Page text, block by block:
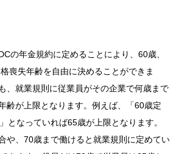
の年金規約に定めることにより、60歳、
喪失年齢を自由に決めることができま
、就業規則に従業員がその企業で何歳まで
齢が上限となります。例えば、「60歳定
となっていれば65歳が上限となります。
や、70歳まで働けると就業規則に定めてい